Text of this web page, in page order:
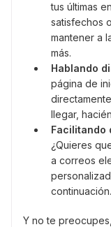
tus últimas
satisfechos
mantener a
más.
Hablando
página de
llegar,
Facilitando
¿Quieres
a correos
continuación.
Y no te